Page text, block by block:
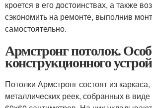
кроется в его достоинствах, а также
сэкономить на ремонте, выполнив
самостоятельно.
Армстронг потолок.
конструкционного
Потолки Армстронг состоят из
металлических реек, собранных в